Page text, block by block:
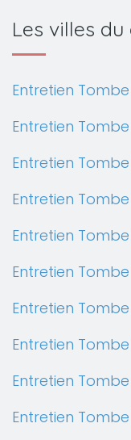
Les villes
Entretien
Entretien Tombe
Entretien Tombe
Entretien Tombe
Entretien Tombe
Entretien Tombe
Entretien
Entretien
Entretien
Entretien Tombe